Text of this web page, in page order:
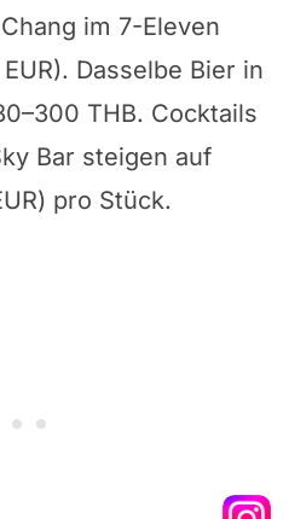
im 7-Eleven
Dasselbe Bier in
THB. Cocktails
Bar steigen auf
pro Stück.